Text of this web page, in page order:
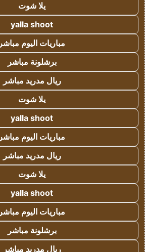
يلا شوت
yalla shoot
مباريات اليوم مباشر
برشلونة مباشر
ريال مدريد مباشر
يلا شوت
yalla shoot
مباريات اليوم مباشر
ريال مدريد مباشر
يلا شوت
yalla shoot
مباريات اليوم مباشر
برشلونة مباشر
ريال مدريد مباشر